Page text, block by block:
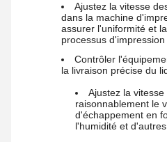
Ajustez la vitesse
dans la machine
assurer l'uniformité et
processus
Contrôler
la livraison précise du
Ajustez la
raisonnablement le
d'échappement en
l'humidité et